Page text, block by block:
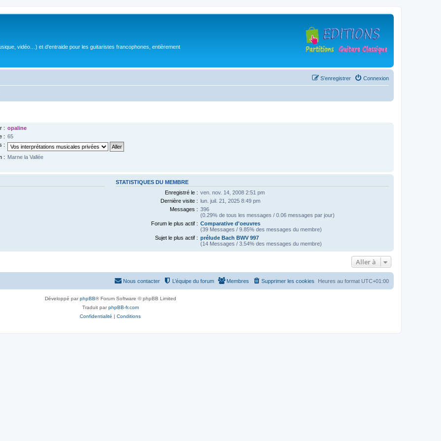
vidéo…) et d'entraide pour les guitaristes francophones, entièrement
Connexion
S’enregistrer
: opaline
: 65
:
: Marne la Vallée
STATISTIQUES DU MEMBRE
Enregistré le : ven. nov. 14, 2008 2:51 pm
Dernière visite : lun. juil. 21, 2025 8:49 pm
Messages : 396
(0.29% de tous les messages / 0.06 messages par jour)
Forum le plus actif : Comparative d'oeuvres
(39 Messages / 9.85% des messages du membre)
Sujet le plus actif : prélude Bach BWV 997
(14 Messages / 3.54% des messages du membre)
Aller à
Heures au format UTC+01:00
Supprimer les cookies
Membres
L’équipe du forum
Nous contacter
Développé parphpBB® Forum Software © phpBB Limited
Traduit parphpBB-fr.com
Confidentialité | Conditions